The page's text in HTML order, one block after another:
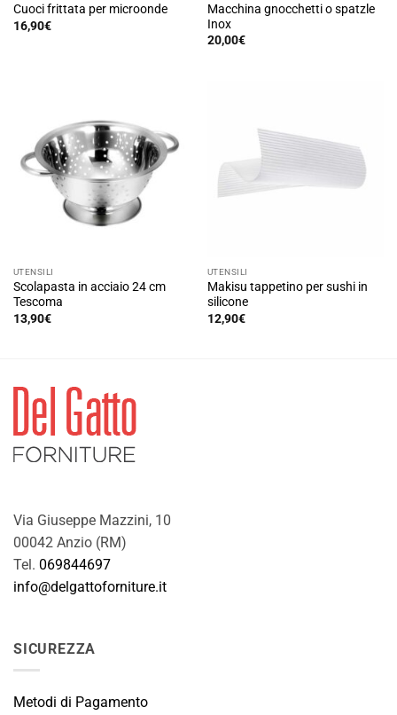
Cuoci frittata per microonde
16,90€
Macchina gnocchetti o spatzle
Inox
20,00€
UTENSILI
Scolapasta in acciaio 24 cm
Tescoma
13,90€
UTENSILI
Makisu tappetino per sushi in
silicone
12,90€
Via Giuseppe Mazzini, 10
00042 Anzio (RM)
Tel. 069844697
info@delgattoforniture.it
SICUREZZA
Metodi di Pagamento